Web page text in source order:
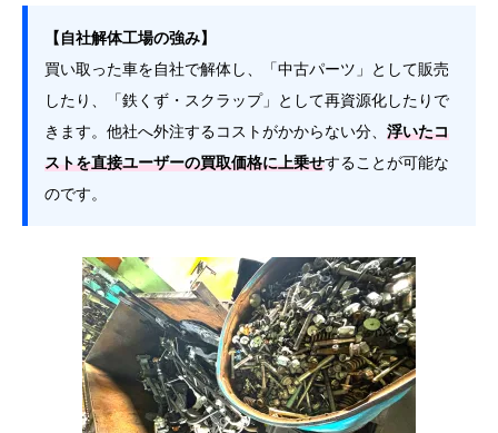
【自社解体工場の強み】
買い取った車を自社で解体し、「中古パーツ」として販売
したり、「鉄くず・スクラップ」として再資源化したりで
きます。他社へ外注するコストがかからない分、 浮いたコ
ストを直接ユーザーの買取価格に上乗せすることが可能な
のです。